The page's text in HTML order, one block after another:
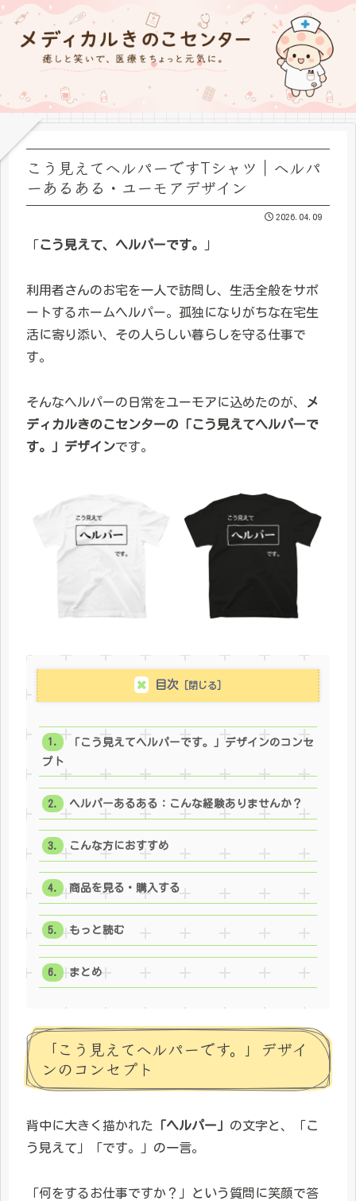
こう見えてヘルパーですTシャツ｜ヘルパ
ーあるある・ユーモアデザイン
2026.04.09
「こう見えて、ヘルパーです。 」
利用者さんのお宅を一人で訪問し、生活全般をサポ
ートするホームヘルパー。孤独になりがちな在宅生
活に寄り添い、その人らしい暮らしを守る仕事で
す。
そんなヘルパーの日常をユーモアに込めたのが、
メ
ディカルきのこセンターの「こう見えてヘルパーで
す。」デザインです。
目次
「こう見えてヘルパーです。」デザインのコンセ
プト
ヘルパーあるある：こんな経験ありませんか？
こんな方におすすめ
商品を見る・購入する
もっと読む
まとめ
「こう見えてヘルパーです。」デザイ
ンのコンセプト
背中に大きく描かれた 「ヘルパー」 の文字と、「こ
う見えて」「です。」の一言。
「何をするお仕事ですか？」という質問に笑顔で答